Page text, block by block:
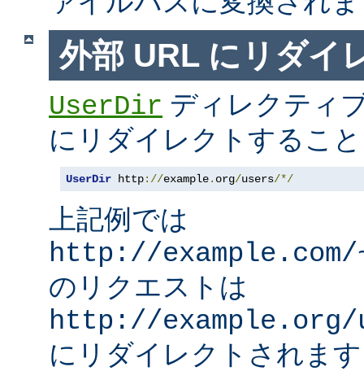
外部 URL にリダイ
UserDir ディレクティ
にリダイレクトするこ
UserDir http://example. org/users/*/
上記例では
http://example.com/
のリクエストは
http://example.org/
にリダイレクトされま